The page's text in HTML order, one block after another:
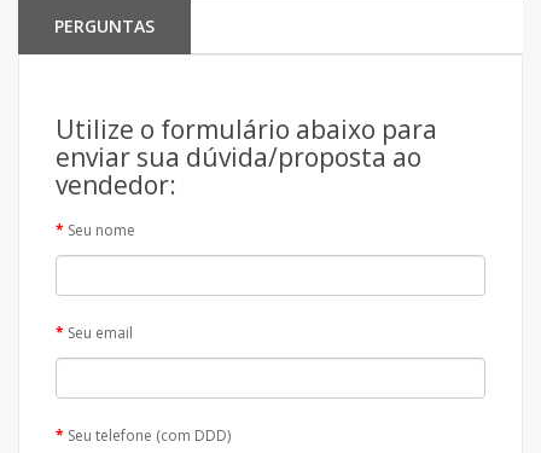
PERGUNTAS
Utilize o formulário abaixo para
enviar sua dúvida/proposta ao
vendedor:
Seu nome
Seu email
Seu telefone (com DDD)